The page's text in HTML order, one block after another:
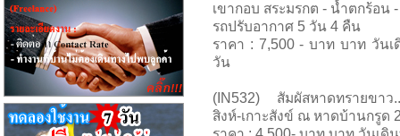
เขากอบ สระมรกต - น้ำตกร้อน
รถปรับอากาศ 5 วัน 4 คืน
ราคา : 7,500 - บาท บาท วัน
วัน
(IN532) สัมผัสหาดทรายขาว
สิงห์-เกาะสังข์ ณ หาดบ้านกรูด